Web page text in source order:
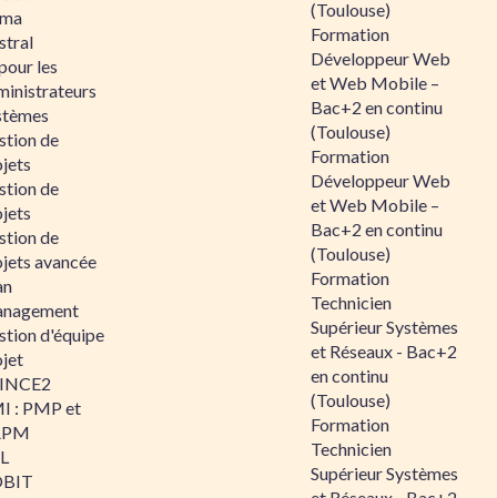
les
de
de
de
avancée
d'équipe
: PMP et
(Toulouse)
Formation
Développeur Web
et Web Mobile –
Bac+2 en continu
(Toulouse)
Formation
Développeur Web
et Web Mobile –
Bac+2 en continu
(Toulouse)
Formation
Technicien
Supérieur Systèmes
et Réseaux - Bac+2
en continu
(Toulouse)
Formation
Technicien
Supérieur Systèmes